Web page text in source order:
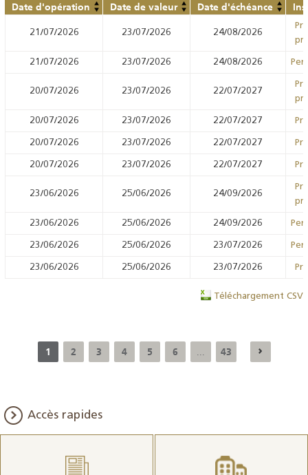
Date d'opération Date de valeur Date d'échéance
21/07/2026 23/07/2026 24/08/2026
21/07/2026 23/07/2026 24/08/2026
20/07/2026 23/07/2026 22/07/2027
20/07/2026 23/07/2026 22/07/2027
20/07/2026 23/07/2026 22/07/2027
20/07/2026 23/07/2026 22/07/2027
23/06/2026 25/06/2026 24/09/2026
23/06/2026 25/06/2026 24/09/2026
23/06/2026 25/06/2026 23/07/2026
23/06/2026 25/06/2026 23/07/2026
Téléchargement CSV
1 2 3 4 5 6 43
Accès rapides